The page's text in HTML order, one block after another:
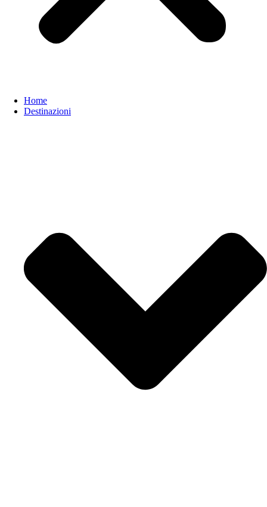
Home
Destinazioni